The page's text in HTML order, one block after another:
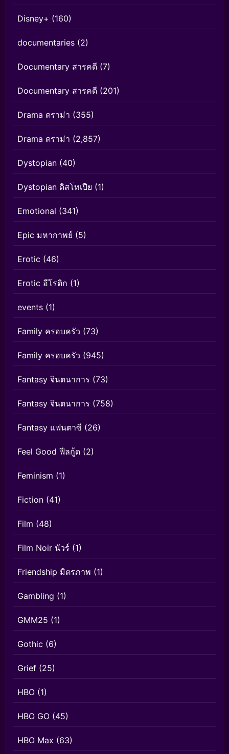
Disney+ (160)
documentaries (2)
Documentary สารคดี (7)
Documentary สารคดี (201)
Drama ดราม่า (355)
Drama ดราม่า (2,857)
Dystopian (40)
Dystopian ดิสโทเปีย (1)
Emotional (341)
Epic มหากาพย์ (5)
Erotic (46)
Erotic อีโรติก (1)
events (1)
Family ครอบครัว (73)
Family ครอบครัว (945)
Fantasy จินตนาการ (73)
Fantasy จินตนาการ (758)
Fantasy แฟนตาซี (26)
Feel Good ฟีลกู้ด (2)
Feminism (1)
Fiction (41)
Film (48)
Film Noir นัวร์ (1)
Friendship มิตรภาพ (1)
Gambling (1)
GMM25 (1)
Gothic (6)
Grief (25)
HBO (1)
HBO GO (45)
HBO Max (63)